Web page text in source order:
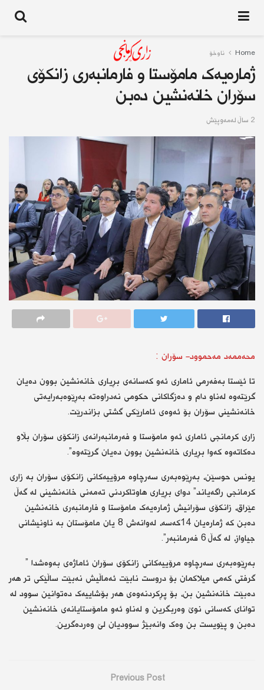
Home ناوخۆ
ژمارەیەک مامۆستا و فارمانبەری زانکۆی
سۆران خانەنشین دەبن
2 ساڵ له‌مه‌وپێش
محەممەد مەحموود- سۆران :
تا ئێستا بەفەرمی ئاماری ئەو کەسانەی بڕیاری خانەنشین بوون دەیان
گرێتەوە لەناو دام و دەزگاکانی حکومی نەدراوەتە بەڕێوەبەرایەتی
خانەنشینی سۆران بۆ ئەوەی ئامارێکی گشتی بزاندرێت.
زاری کرمانجی ئاماری ئەو مامۆستا و فەرمانبەرانەی زانکۆی سۆران بڵاو
دەکاتەوە کەوا بڕیاری خانەنشین بوون دەیان گرێتەوە”.
یونس حوسێن، بەڕێوەبەری سەرچاوە مرۆییەکانی زانکۆی سۆران بە زاری
کرمانجی راگەیاند” دوای بڕیاری هاوتاکردنی تەمەنی خانەنشینی لە گەڵ
عێراق، زانکۆی سۆرانیش ژمارەیەک مامۆستا و فارمانبەری خانەنشین
دەبن کە ژمارەیان 14کەسە، لەوانەش 8 یان مامۆستان بە ناونیشانی
جیاواز، لە گەڵ 6 فەرمانبەر”.
بەڕێوەبەری سەرچاوە مرۆییەکانی زانکۆی سۆران ئاماژەی بەوەشدا ”
گرفتی کەمی میلاکمان بۆ دروست نابێت ئەماڵیش نەبێت ساڵێکی تر هەر
دەبێت خانەنشین بن، بۆ پڕکردنەوەی هەر بۆشاییەک دەتوانین سوود لە
توانای کەسانی نوێ وەربگرین و لەناو ئەو مامۆستایانەی خانەنشین
دەبن و پێویست بن وەک وانەبێژ سوودیان لێ وەردەگرین.
Previous Post